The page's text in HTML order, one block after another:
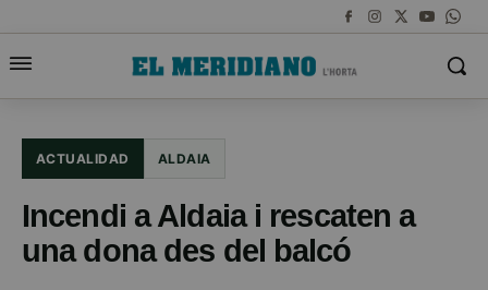
ACTUALIDAD ALDAIA
Incendi a Aldaia i rescaten a
una dona des del balcó